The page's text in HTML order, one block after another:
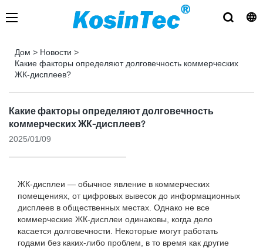
Дом > Новости >
Какие факторы определяют долговечность коммерческих
ЖК-дисплеев?
Какие факторы определяют долговечность
коммерческих ЖК-дисплеев?
2025/01/09
ЖК-дисплеи — обычное явление в коммерческих
помещениях, от цифровых вывесок до информационных
дисплеев в общественных местах. Однако не все
коммерческие ЖК-дисплеи одинаковы, когда дело
касается долговечности. Некоторые могут работать
годами без каких-либо проблем, в то время как другие